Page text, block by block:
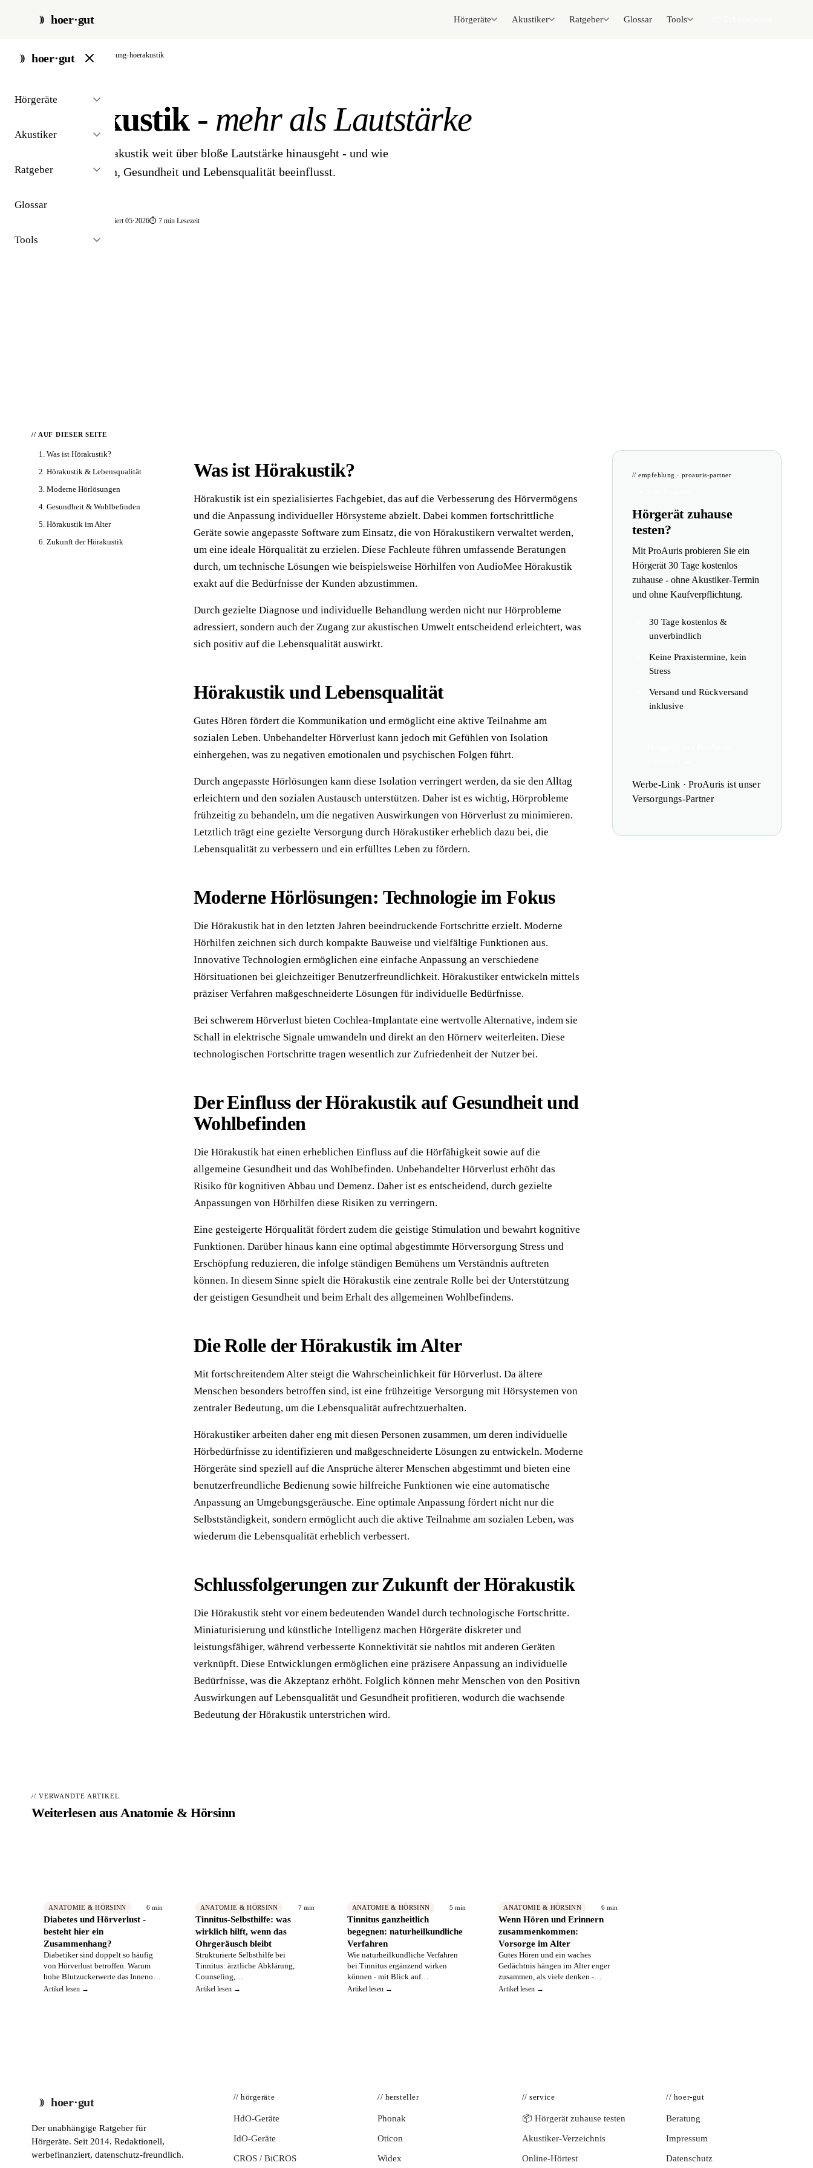
hoer·gut Hörgeräte Akustiker Ratgeber Glossar Tools
hoer·gut
Hörgeräte
Akustiker
Ratgeber
Glossar
Tools
start / ratgeber / bedeutung-hoerakustik
Hörakustik - mehr als Lautstärke
Warum gute Hörakustik weit über bloße Lautstärke hinausgeht - und wie
sie Wohlbefinden, Gesundheit und Lebensqualität beeinflusst.
🔄 aktualisiert 05·2026⏱ 7 min Lesezeit
// AUF DIESER SEITE
1. Was ist Hörakustik?
2. Hörakustik & Lebensqualität
3. Moderne Hörlösungen
4. Gesundheit & Wohlbefinden
5. Hörakustik im Alter
6. Zukunft der Hörakustik
Was ist Hörakustik?
Hörakustik ist ein spezialisiertes Fachgebiet, das auf die Verbesserung des Hörvermögens
und die Anpassung individueller Hörsysteme abzielt. Dabei kommen fortschrittliche
Geräte sowie angepasste Software zum Einsatz, die von Hörakustikern verwaltet werden,
um eine ideale Hörqualität zu erzielen. Diese Fachleute führen umfassende Beratungen
durch, um technische Lösungen wie beispielsweise Hörhilfen von AudioMee Hörakustik
exakt auf die Bedürfnisse der Kunden abzustimmen.
Durch gezielte Diagnose und individuelle Behandlung werden nicht nur Hörprobleme
adressiert, sondern auch der Zugang zur akustischen Umwelt entscheidend erleichtert, was
sich positiv auf die Lebensqualität auswirkt.
Hörakustik und Lebensqualität
Gutes Hören fördert die Kommunikation und ermöglicht eine aktive Teilnahme am
sozialen Leben. Unbehandelter Hörverlust kann jedoch mit Gefühlen von Isolation
einhergehen, was zu negativen emotionalen und psychischen Folgen führt.
Durch angepasste Hörlösungen kann diese Isolation verringert werden, da sie den Alltag
erleichtern und den sozialen Austausch unterstützen. Daher ist es wichtig, Hörprobleme
frühzeitig zu behandeln, um die negativen Auswirkungen von Hörverlust zu minimieren.
Letztlich trägt eine gezielte Versorgung durch Hörakustiker erheblich dazu bei, die
Lebensqualität zu verbessern und ein erfülltes Leben zu fördern.
Moderne Hörlösungen: Technologie im Fokus
Die Hörakustik hat in den letzten Jahren beeindruckende Fortschritte erzielt. Moderne
Hörhilfen zeichnen sich durch kompakte Bauweise und vielfältige Funktionen aus.
Innovative Technologien ermöglichen eine einfache Anpassung an verschiedene
Hörsituationen bei gleichzeitiger Benutzerfreundlichkeit. Hörakustiker entwickeln mittels
präziser Verfahren maßgeschneiderte Lösungen für individuelle Bedürfnisse.
Bei schwerem Hörverlust bieten Cochlea-Implantate eine wertvolle Alternative, indem sie
Schall in elektrische Signale umwandeln und direkt an den Hörnerv weiterleiten. Diese
technologischen Fortschritte tragen wesentlich zur Zufriedenheit der Nutzer bei.
Der Einfluss der Hörakustik auf Gesundheit und
Wohlbefinden
Die Hörakustik hat einen erheblichen Einfluss auf die Hörfähigkeit sowie auf die
allgemeine Gesundheit und das Wohlbefinden. Unbehandelter Hörverlust erhöht das
Risiko für kognitiven Abbau und Demenz. Daher ist es entscheidend, durch gezielte
Anpassungen von Hörhilfen diese Risiken zu verringern.
Eine gesteigerte Hörqualität fördert zudem die geistige Stimulation und bewahrt kognitive
Funktionen. Darüber hinaus kann eine optimal abgestimmte Hörversorgung Stress und
Erschöpfung reduzieren, die infolge ständigen Bemühens um Verständnis auftreten
können. In diesem Sinne spielt die Hörakustik eine zentrale Rolle bei der Unterstützung
der geistigen Gesundheit und beim Erhalt des allgemeinen Wohlbefindens.
Die Rolle der Hörakustik im Alter
Mit fortschreitendem Alter steigt die Wahrscheinlichkeit für Hörverlust. Da ältere
Menschen besonders betroffen sind, ist eine frühzeitige Versorgung mit Hörsystemen von
zentraler Bedeutung, um die Lebensqualität aufrechtzuerhalten.
Hörakustiker arbeiten daher eng mit diesen Personen zusammen, um deren individuelle
Hörbedürfnisse zu identifizieren und maßgeschneiderte Lösungen zu entwickeln. Moderne
Hörgeräte sind speziell auf die Ansprüche älterer Menschen abgestimmt und bieten eine
benutzerfreundliche Bedienung sowie hilfreiche Funktionen wie eine automatische
Anpassung an Umgebungsgeräusche. Eine optimale Anpassung fördert nicht nur die
Selbstständigkeit, sondern ermöglicht auch die aktive Teilnahme am sozialen Leben, was
wiederum die Lebensqualität erheblich verbessert.
Schlussfolgerungen zur Zukunft der Hörakustik
Die Hörakustik steht vor einem bedeutenden Wandel durch technologische Fortschritte.
Miniaturisierung und künstliche Intelligenz machen Hörgeräte diskreter und
leistungsfähiger, während verbesserte Konnektivität sie nahtlos mit anderen Geräten
verknüpft. Diese Entwicklungen ermöglichen eine präzisere Anpassung an individuelle
Bedürfnisse, was die Akzeptanz erhöht. Folglich können mehr Menschen von den Positivn
Auswirkungen auf Lebensqualität und Gesundheit profitieren, wodurch die wachsende
Bedeutung der Hörakustik unterstrichen wird.
// empfehlung · proauris-partner
Hörgerät zuhause
testen?
Mit ProAuris probieren Sie ein
Hörgerät 30 Tage kostenlos
zuhause - ohne Akustiker-Termin
und ohne Kaufverpflichtung.
30 Tage kostenlos &
unverbindlich
Keine Praxistermine, kein
Stress
Versand und Rückversand
inklusive
Werbe-Link · ProAuris ist unser
Versorgungs-Partner
// VERWANDTE ARTIKEL
Weiterlesen aus Anatomie & Hörsinn
ANATOMIE & HÖRSINN 6 min
Diabetes und Hörverlust -
besteht hier ein
Zusammenhang?
Diabetiker sind doppelt so häufig
von Hörverlust betroffen. Warum
hohe Blutzuckerwerte das Innenohr
schädigen - und wie Sie Ihr Gehör
Artikel lesen →
ANATOMIE & HÖRSINN 7 min
Tinnitus-Selbsthilfe: was
wirklich hilft, wenn das
Ohrgeräusch bleibt
Strukturierte Selbsthilfe bei
Tinnitus: ärztliche Abklärung,
Counseling,
Aufmerksamkeitslenkung,
Artikel lesen →
ANATOMIE & HÖRSINN 5 min
Tinnitus ganzheitlich
begegnen: naturheilkundliche
Verfahren
Wie naturheilkundliche Verfahren
bei Tinnitus ergänzend wirken
können - mit Blick auf
Halswirbelsäule, Stoffwechsel und
Artikel lesen →
ANATOMIE & HÖRSINN 6 min
Wenn Hören und Erinnern
zusammenkommen:
Vorsorge im Alter
Gutes Hören und ein waches
Gedächtnis hängen im Alter enger
zusammen, als viele denken -
warum vorausschauende Vorsorge
Artikel lesen →
hoer·gut
Der unabhängige Ratgeber für
Hörgeräte. Seit 2014. Redaktionell,
werbefinanziert, datenschutz-freundlich.
// hörgeräte
HdO-Geräte
IdO-Geräte
CROS / BiCROS
// hersteller
Phonak
Oticon
Widex
// service
📦 Hörgerät zuhause testen
Akustiker-Verzeichnis
Online-Hörtest
// hoer-gut
Beratung
Impressum
Datenschutz